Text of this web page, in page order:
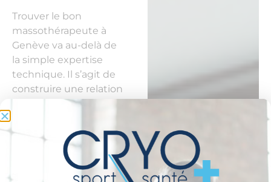
Trouver le bon
massothérapeute à
Genève va au-delà de
la simple expertise
technique. Il s’agit de
construire une relation
de confiance, d’opter
qui comprend vos
besoins spécifiques, et
qui adapte sa
méthode en fonction